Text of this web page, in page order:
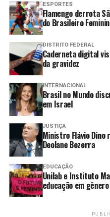
Esportes
Geral
Internacional
Justiça
Meio Ambiente
Política
Saúde
Versão em áudio
De camisa polo, sentado em
folhagens tropicais e a
1970, o empresário suíço
presidente da Swisscam, a
Brasileira, explicava
podiam ganhar menos que
“As
ESPORTES
Flamengo derrota
do Brasileiro
DISTRITO FEDERAL
Caderneta digital
da gravidez
INTERNACIONAL
Brasil no Mundo
em Israel
JUSTIÇA
Ministro Flávio Dino
Deolane Bezerra
EDUCAÇÃO
Unilab e Instituto
educação em gênero